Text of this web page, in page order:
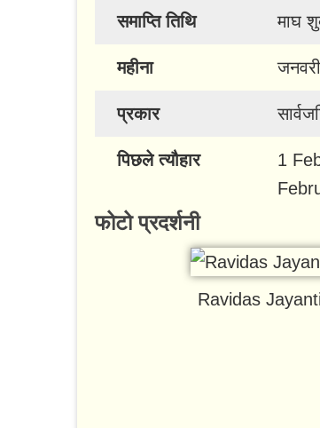
समाप्ति तिथि माघ
महीना
प्रकार
पिछले त्यौहार
1
फोटो प्रदर्शनी
Ravidas Jayanti